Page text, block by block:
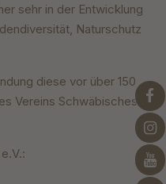
sehr in der Entwicklung
Naturschutz
diese vor über 150
Vereins Schwäbisches